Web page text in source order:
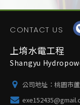
CONTACT US
上堉水電工程
Shangyu
公司地址： 桃園市